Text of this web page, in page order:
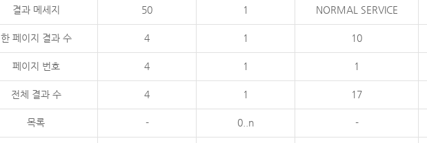
결과 메세지 50 1 NORMAL SERVICE
한 페이지 결과 수 4 1 10
페이지 번호 4 1 1
전체 결과 수 4 1 17
목록 - 0..n -